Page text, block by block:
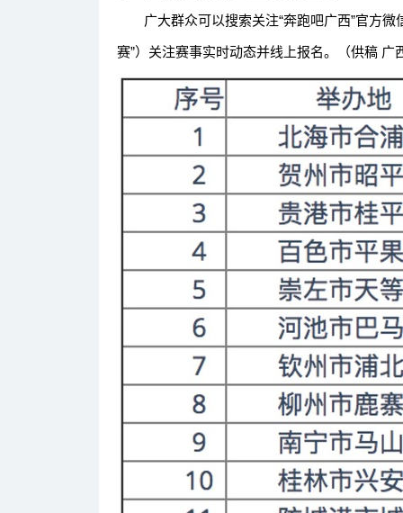
广大群众可以搜索关注“奔跑吧广西”官方微
赛”）关注赛事实时动态并线上报名。（供稿 广